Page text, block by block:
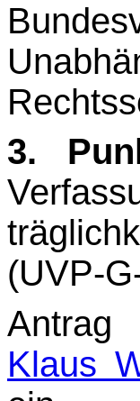
3.
(UVP-
Antrag
Klaus